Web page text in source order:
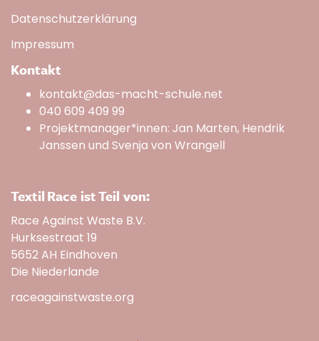
Datenschutzerklärung
Impressum
Kontakt
kontakt@das-macht-schule.net
040 609 409 99
Projektmanager*innen: Jan Marten, Hendrik
Janssen und Svenja von Wrangell
Textil Race ist Teil von:
Race Against Waste B.V.
Hurksestraat 19
5652 AH Eindhoven
Die Niederlande
raceagainstwaste.org